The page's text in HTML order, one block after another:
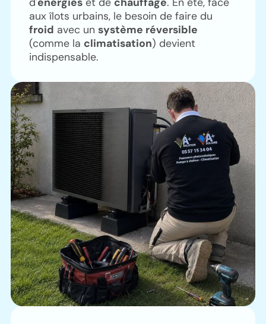
aux îlots urbains, le besoin de faire du
froid avec unsystème réversible
(comme la climatisation) devient
indispensable.